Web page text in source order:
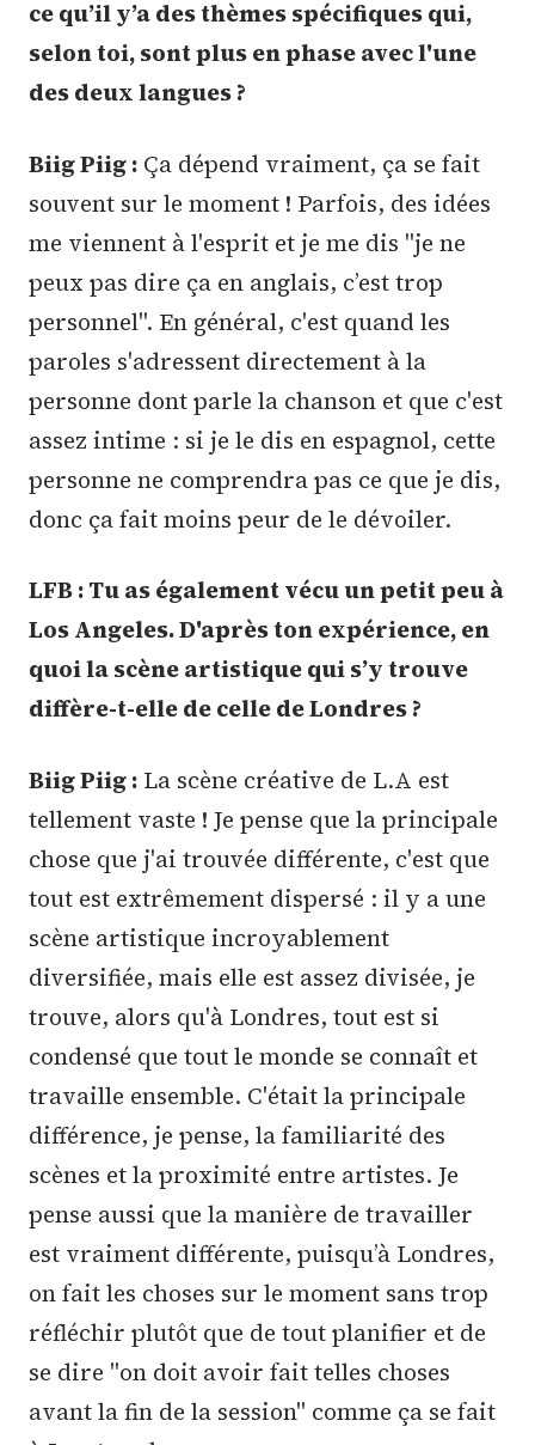
ce qu’il y’a des thèmes spécifiques qui,
selon toi, sont plus en phase avec l'une
des deux langues ?
Biig Piig : Ça dépend vraiment, ça se fait
souvent sur le moment ! Parfois, des idées
me viennent à l'esprit et je me dis "je ne
peux pas dire ça en anglais, c’est trop
personnel". En général, c'est quand les
paroles s'adressent directement à la
personne dont parle la chanson et que c'est
assez intime : si je le dis en espagnol, cette
personne ne comprendra pas ce que je dis,
donc ça fait moins peur de le dévoiler.
LFB : Tu as également vécu un petit peu à
Los Angeles. D'après ton expérience, en
quoi la scène artistique qui s’y trouve
diffère-t-elle de celle de Londres ?
Biig Piig : La scène créative de L.A est
tellement vaste ! Je pense que la principale
chose que j'ai trouvée différente, c'est que
tout est extrêmement dispersé : il y a une
scène artistique incroyablement
diversifiée, mais elle est assez divisée, je
trouve, alors qu'à Londres, tout est si
condensé que tout le monde se connaît et
travaille ensemble. C'était la principale
différence, je pense, la familiarité des
scènes et la proximité entre artistes. Je
pense aussi que la manière de travailler
est vraiment différente, puisqu’à Londres,
on fait les choses sur le moment sans trop
réfléchir plutôt que de tout planifier et de
se dire "on doit avoir fait telles choses
avant la fin de la session" comme ça se fait